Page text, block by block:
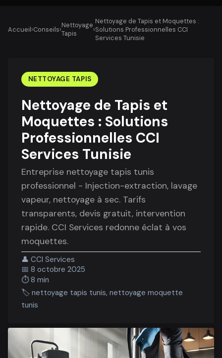
Accueil›Conseils›Nettoyage
Tapis
›
Nettoyage de Tapis et Moquettes :
Solutions Professionnelles CCI
Services Tunisie
NETTOYAGE TAPIS
Nettoyage de Tapis et
Moquettes : Solutions
Professionnelles CCI
Services Tunisie
Entreprise nettoyage tapis tunis
professionnel - Injection-extraction, lavage
vapeur, nettoyage à sec. Tarifs
transparents, devis gratuit, intervention
rapide. CCI Services redonne éclat à vos
moquettes.
👤CCI Services
📅8 octobre 2025
⏱️8 min
🏷️nettoyage tapis tunis, nettoyage moquette
tunis